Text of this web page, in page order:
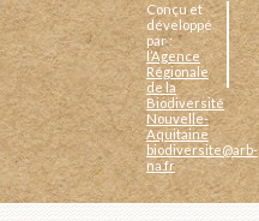
Conçu et
développé
par :
l’Agence
Régionale
de la
Biodiversité
Nouvelle-
Aquitaine
biodiversite@arb-
na.fr